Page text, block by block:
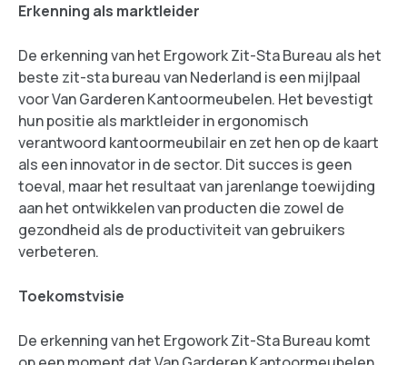
Erkenning als marktleider
De erkenning van het Ergowork Zit-Sta Bureau als het
beste zit-sta bureau van Nederland is een mijlpaal
voor Van Garderen Kantoormeubelen. Het bevestigt
hun positie als marktleider in ergonomisch
verantwoord kantoormeubilair en zet hen op de kaart
als een innovator in de sector. Dit succes is geen
toeval, maar het resultaat van jarenlange toewijding
aan het ontwikkelen van producten die zowel de
gezondheid als de productiviteit van gebruikers
verbeteren.
Toekomstvisie
De erkenning van het Ergowork Zit-Sta Bureau komt